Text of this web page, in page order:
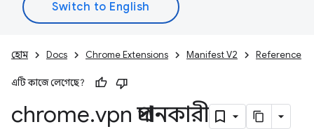
হোম Docs Chrome Extensions Manifest V2 Reference
এটি কাজে লেগেছে?
chrome.vpn প্রদানকারী